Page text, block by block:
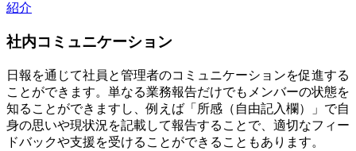
紹介
社内コミュニケーション
日報を通じて社員と管理者のコミュニケーションを促進する
ことができます。単なる業務報告だけでもメンバーの状態を
知ることができますし、例えば「所感（自由記入欄）」で自
身の思いや現状況を記載して報告することで、適切なフィー
ドバックや支援を受けることができることもあります。